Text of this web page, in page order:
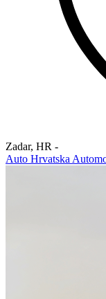
Zadar, HR -
Auto Hrvatska